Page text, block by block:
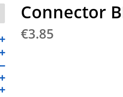
Connector
€3.85